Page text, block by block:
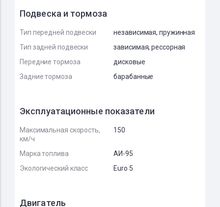
Подвеска и тормоза
Тип передней подвески
независимая, пружинная
Тип задней подвески
зависимая, рессорная
Передние тормоза
дисковые
Задние тормоза
барабанные
Эксплуатационные показатели
Максимальная скорость,
км/ч
150
Марка топлива
АИ-95
Экологический класс
Euro 5
Двигатель